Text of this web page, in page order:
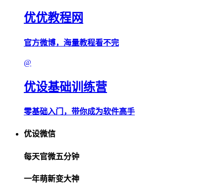
优优教程网
官方微博，海量教程看不完
@
优设基础训练营
零基础入门，带你成为软件高手
优设微信
每天官微五分钟
一年萌新变大神